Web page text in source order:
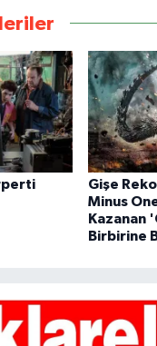
Gişe
Minus
Kazanan
Birbirine